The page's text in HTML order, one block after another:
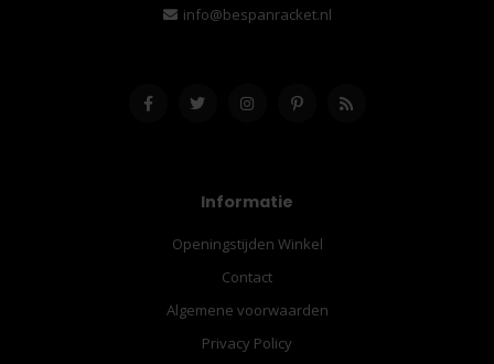
info@bespanracket.nl
Informatie
Openingstijden Winkel
Contact
Algemene voorwaarden
Privacy Policy